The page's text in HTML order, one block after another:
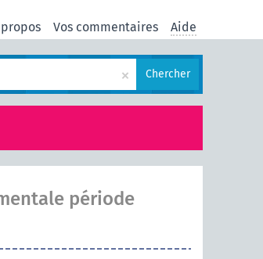
Vos commentaires Aide
× Chercher
période